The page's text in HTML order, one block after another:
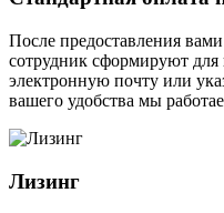
После предоставления
сотрудник сформируют
электронную почту или
вашего удобства мы
Лизинг